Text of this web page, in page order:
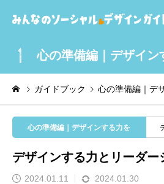
心の準備編｜デザイン
ガイドブック 心の準備編｜デ
心の準備編｜デザインする力を
育てよう
デザインする力とリーダー
2024.01.11 2024.01.30